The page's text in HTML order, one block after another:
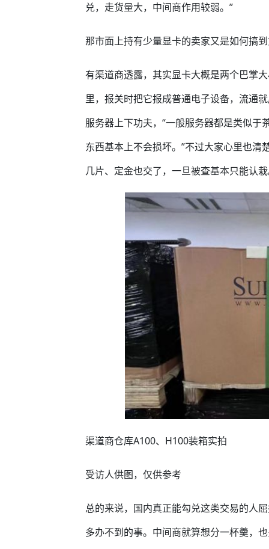
兑，走货量大，中间商作用较弱。”
那市面上持有少量显卡的卖家又是如何搞
有渠道商透露，其实显卡大概是两个巴掌
里，报关时把它报成普通电子设备，流通
服务器上下功夫，“一般服务器都是类似
东西基本上不会损坏。”不过大家心里也
几片、定金也交了，一旦被查基本只能认
渠道商仓库A100、H100装箱实拍
受访人供图，仅供参考
总的来说，国内真正能勾兑这类交易的人
多办不到的事。中间商就算想分一杯羹，